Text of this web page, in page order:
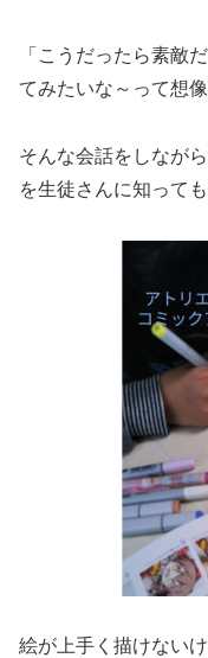
「こうだったら素敵
てみたいな～って想像
そんな会話をしなが
を生徒さんに知って
絵が上手く描けない